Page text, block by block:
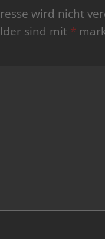
wird nicht
sind mit *